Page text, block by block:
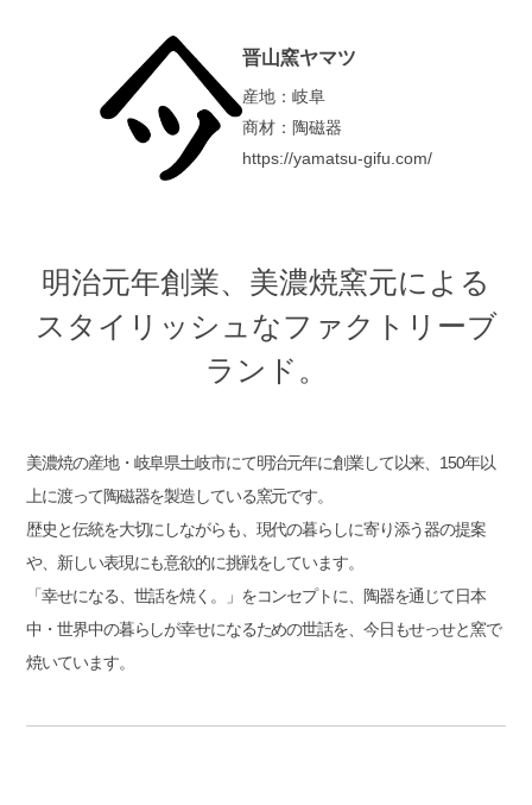
晋山窯ヤマツ
産地：岐阜
商材：陶磁器
https://yamatsu-gifu.com/
明治元年創業、美濃焼窯元による
スタイリッシュなファクトリーブ
ランド。
美濃焼の産地・岐阜県土岐市にて明治元年に創業して以来、150年以
上に渡って陶磁器を製造している窯元です。
歴史と伝統を大切にしながらも、現代の暮らしに寄り添う器の提案
や、新しい表現にも意欲的に挑戦をしています。
「幸せになる、世話を焼く。」をコンセプトに、陶器を通じて日本
中・世界中の暮らしが幸せになるための世話を、今日もせっせと窯で
焼いています。